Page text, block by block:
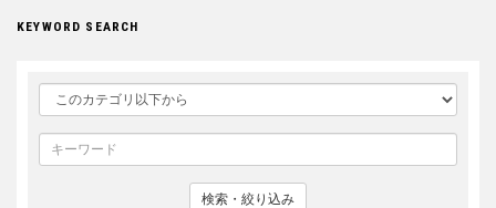
KEYWORD SEARCH
検索・絞り込み